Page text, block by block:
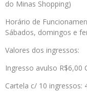
do Minas Shopping)
Horário de
Sábados, domingos e
Valores dos ingressos:
Ingresso avulso R$6,00
Cartela c/ 10 ingressos: